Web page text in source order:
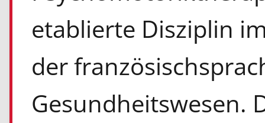
etablierte Disziplin
der
Gesundheitswesen.